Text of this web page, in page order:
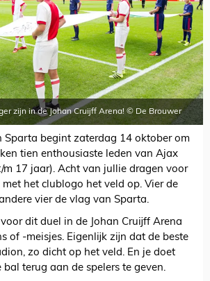
zijn in de Johan Cruijff Arena! © De Brouwer
Sparta begint zaterdag 14 oktober om
tien enthousiaste leden van Ajax
m 17 jaar). Acht van jullie dragen voor
het clublogo het veld op. Vier de
vier de vlag van Sparta.
dit duel in de Johan Cruijff Arena
of -meisjes. Eigenlijk zijn dat de beste
zo dicht op het veld. En je doet
bal terug aan de spelers te geven.